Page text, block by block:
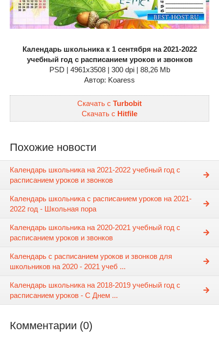
Календарь школьника к 1 сентября на 2021-2022
учебный год с расписанием уроков и звонков
PSD | 4961x3508 | 300 dpi | 88,26 Mb
Автор: Koaress
Скачать с Turbobit
Скачать с Hitfile
Похожие новости
Календарь школьника на 2021-2022 учебный год с
расписанием уроков и звонков
Календарь школьника с расписанием уроков на 2021-
2022 год - Школьная пора
Календарь школьника на 2020-2021 учебный год с
расписанием уроков и звонков
Календарь с расписанием уроков и звонков для
школьников на 2020 - 2021 учеб ...
Календарь школьника на 2018-2019 учебный год с
расписанием уроков - С Днем ...
Комментарии (0)